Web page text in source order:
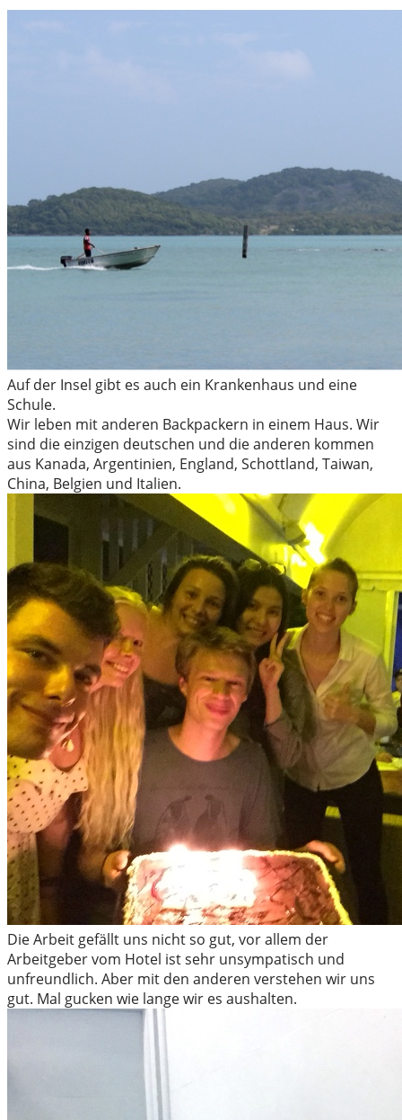
Auf der Insel gibt es auch ein Krankenhaus und eine
Schule.
Wir leben mit anderen Backpackern in einem Haus. Wir
sind die einzigen deutschen und die anderen kommen
aus Kanada, Argentinien, England, Schottland, Taiwan,
China, Belgien und Italien.
Die Arbeit gefällt uns nicht so gut, vor allem der
Arbeitgeber vom Hotel ist sehr unsympatisch und
unfreundlich. Aber mit den anderen verstehen wir uns
gut. Mal gucken wie lange wir es aushalten.